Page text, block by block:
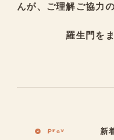
んが、ご理解ご協力
羅生門をま
新